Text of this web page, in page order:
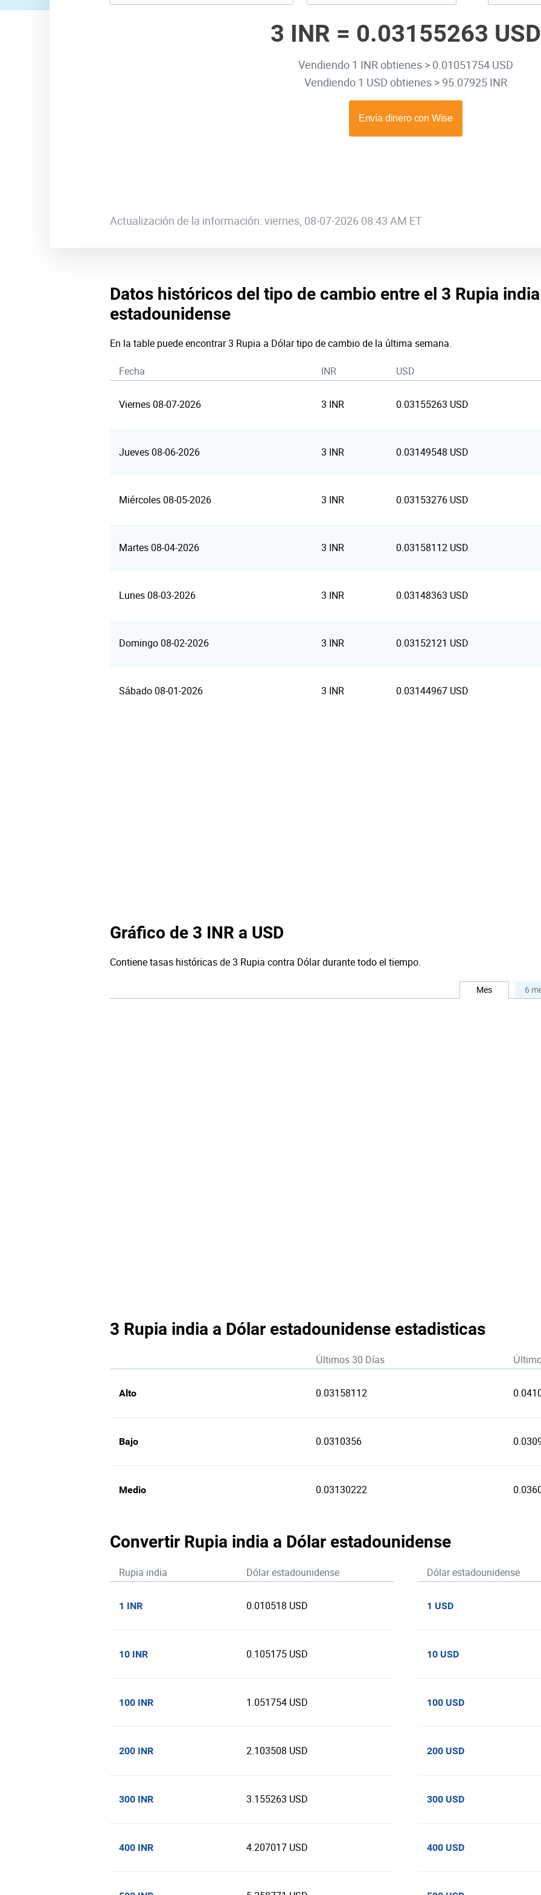
3 INR = 0.03155263 USD
Vendiendo 1 INR obtienes > 0.01051754 USD
Vendiendo 1 USD obtienes > 95.07925 INR
Actualización de la información: viernes, 08-07-2026 08:43 AM ET
Datos históricos del tipo de cambio entre el 3 Rupia
estadounidense
En la table puede encontrar 3 Rupia a Dólar tipo de cambio de la última semana.
Fecha INR USD
Viernes 08-07-2026 3 INR 0.03155263 USD
Jueves 08-06-2026 3 INR 0.03149548 USD
Miércoles 08-05-2026 3 INR 0.03153276 USD
Martes 08-04-2026 3 INR 0.03158112 USD
Lunes 08-03-2026 3 INR 0.03148363 USD
Domingo 08-02-2026 3 INR 0.03152121 USD
Sábado 08-01-2026 3 INR 0.03144967 USD
Gráfico de 3 INR a USD
Contiene tasas históricas de 3 Rupia contra Dólar durante todo el tiempo.
Mes 6
3 Rupia india a Dólar estadounidense estadisticas
Últimos 30 Días
Alto 0.03158112
Bajo 0.0310356
Medio 0.03130222
Convertir Rupia india a Dólar estadounidense
Rupia india Dólar estadounidense
1 INR 0.010518 USD
10 INR 0.105175 USD
100 INR 1.051754 USD
200 INR 2.103508 USD
300 INR 3.155263 USD
400 INR 4.207017 USD
Dólar estadounidense
1 USD
10 USD
100 USD
200 USD
300 USD
400 USD